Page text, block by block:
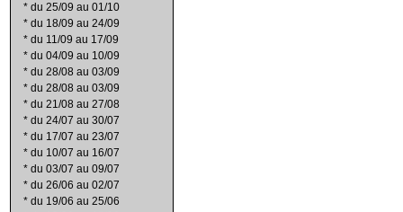
* du 25/09 au 01/10
* du 18/09 au 24/09
* du 11/09 au 17/09
* du 04/09 au 10/09
* du 28/08 au 03/09
* du 28/08 au 03/09
* du 21/08 au 27/08
* du 24/07 au 30/07
* du 17/07 au 23/07
* du 10/07 au 16/07
* du 03/07 au 09/07
* du 26/06 au 02/07
* du 19/06 au 25/06